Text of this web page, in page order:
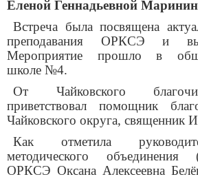
Еленой Геннадьевной
Встреча была посвящена
преподавания ОРКСЭ и
Мероприятие прошло в
школе №4.
От Чайковского
приветствовал помощник
Чайковского округа, священник
Как отметила
методического
ОРКСЭ Оксана Алексеевна